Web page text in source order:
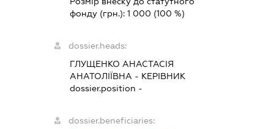
фонду (грн.):1 000 (100 %)
dossier.heads:
ГЛУЩЕНКО АНАСТАСІЯ
АНАТОЛІЇВНА - КЕРІВНИК
dossier.position -
dossier.beneficiaries: